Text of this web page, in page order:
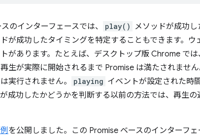
のインターフェースでは、 play()
メソッドが成功
が成功したタイミングを特定することもできます。
があります。たとえば、デスクトップ版 Chrome で
生が実際に開始されるまで Promise は満たされませ
実行されません。 playing イベントが設定された時
が成功したかどうかを判断する以前の方法では、再生
を公開しました。この Promise ベースのインターフ